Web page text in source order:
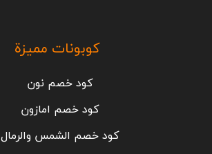
كوبونات مميزة
كود خصم نون
كود خصم امازون
كود خصم الشمس والرمال